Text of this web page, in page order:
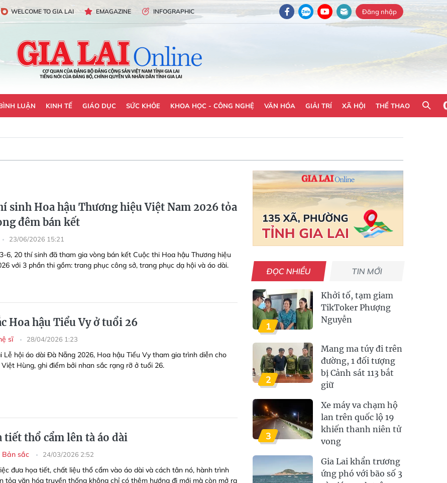
WELCOME TO GIA LAI EMAGAZINE INFOGRAPHIC Đăng nhập
LUẬN KINH TẾ GIÁO DỤC SỨC KHỎE KHOA HỌC - CÔNG NGHỆ VĂN HÓA GIẢI TRÍ XÃ HỘI THỂ THAO
sinh Hoa hậu Thương hiệu Việt Nam 2026 tỏa
đêm bán kết
23/06/2026 15:21
6, 20 thí sinh đã tham gia vòng bán kết Cuộc thi Hoa hậu Thương hiệu
với 3 phần thi gồm: trang phục công sở, trang phục dạ hội và áo dài.
Hoa hậu Tiểu Vy ở tuổi 26
sĩ 28/04/2026 1:23
Lễ hội áo dài Đà Nẵng 2026, Hoa hậu Tiểu Vy tham gia trình diễn cho
Hùng, ghi điểm bởi nhan sắc rạng rỡ ở tuổi 26.
tiết thổ cẩm lên tà áo dài
sắc 24/03/2026 2:52
đưa họa tiết, chất liệu thổ cẩm vào áo dài và cách tân nó, hành trình
tỏa văn hóa truyền thống không chỉ có thêm hướng đi mới mà còn mở ra
ĐỌC NHIỀU TIN MỚI
1
Khởi tố, tạm giam
TikToker Phượng
Nguyễn
2
Mang ma túy đi trên
đường, 1 đối tượng
bị Cảnh sát 113 bắt
giữ
3
Xe máy va chạm hộ
lan trên quốc lộ 19
khiến thanh niên tử
vong
Gia Lai khẩn trương
ứng phó với bão số 3